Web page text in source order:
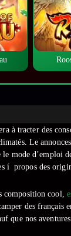
à tracter des
Le
mode d’emploi
í propos des
composition cool,
des français
que nos